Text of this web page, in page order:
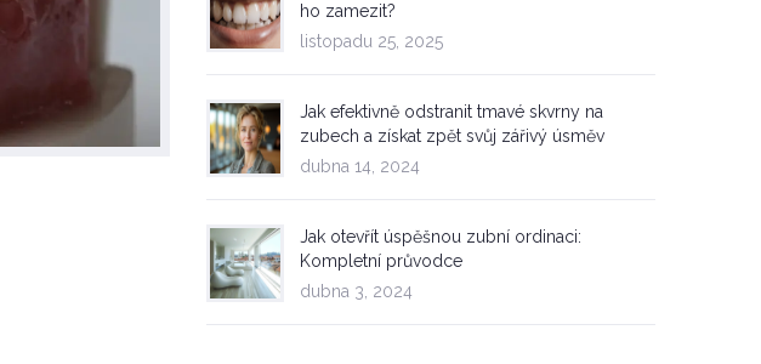
ho zamezit?
listopadu 25, 2025
Jak efektivně odstranit tmavé skvrny na
zubech a získat zpět svůj zářivý úsměv
dubna 14, 2024
Jak otevřít úspěšnou zubní ordinaci:
Kompletní průvodce
dubna 3, 2024